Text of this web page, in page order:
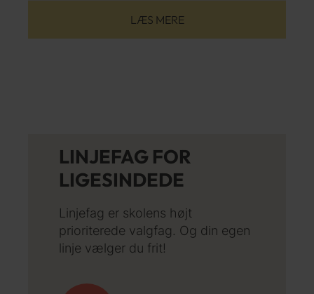
LÆS MERE
LINJEFAG FOR
LIGESINDEDE
Linjefag er skolens højt
prioriterede valgfag. Og din egen
linje vælger du frit!